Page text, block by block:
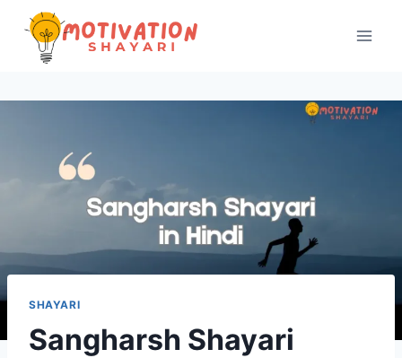
content
SHAYARI
Sangharsh Shayari